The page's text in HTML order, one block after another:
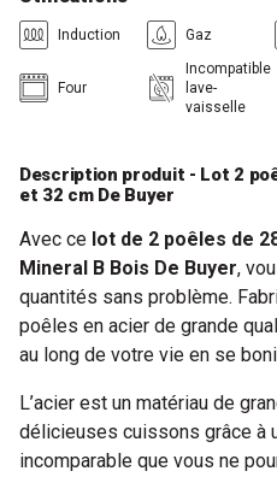
Induction Gaz
Four
Incompatible
lave-
vaisselle
Description produit - Lot 2
et 32 cm De Buyer
Avec ce lot de 2 poêles de
Mineral B Bois De Buyer,
quantités sans problème.
poêles en acier de grande
au long de votre vie en se
L’acier est un matériau de
délicieuses cuissons grâce à
incomparable que vous ne